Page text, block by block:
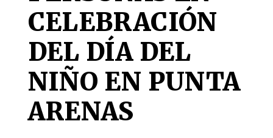
CELEBRACIÓN
DEL DÍA DEL
NIÑO EN PUNTA
ARENAS